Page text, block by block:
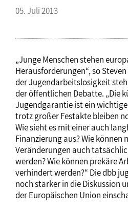
05. Juli 2013
„Junge Menschen stehen
Herausforderungen“, so
der Jugendarbeitslosigkeit
der öffentlichen Debatte. „Die
Jugendgarantie ist ein
trotz großer Festakte bleiben
Wie sieht es mit einer auch
Finanzierung aus? Wie
Veränderungen auch
werden? Wie können prekäre
verhindert werden?“ Die dbb
noch stärker in die Diskussion
der Europäischen Union